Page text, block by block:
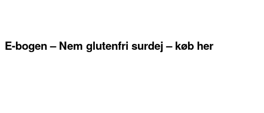
E-bogen – Nem glutenfri surdej – køb her